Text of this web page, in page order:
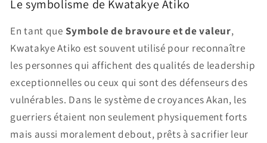
Le symbolisme de Kwatakye Atiko
En tant que Symbole de bravoure et de valeur,
Kwatakye Atiko est souvent utilisé pour reconnaître
les personnes qui affichent des qualités de leadership
exceptionnelles ou ceux qui sont des défenseurs des
vulnérables. Dans le système de croyances Akan, les
guerriers étaient non seulement physiquement forts
mais aussi moralement debout, prêts à sacrifier leur